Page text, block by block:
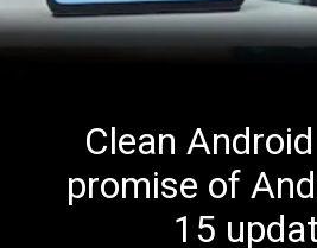
Clean
promise of
15